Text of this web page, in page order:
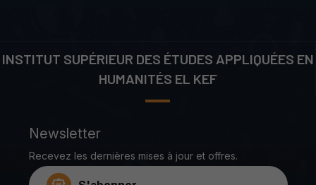
INSTITUT SUPÉRIEUR DES ÉTUDES APPLIQUÉES EN
HUMANITÉS EL KEF
Newsletter
Recevez les dernières mises à jour et offres.